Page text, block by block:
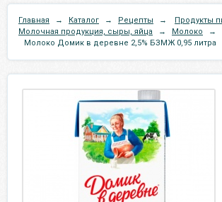
Главная → Каталог → Рецепты → Продукты
Молочная продукция, сыры, яйца
→ Молоко
→
Молоко Домик в деревне 2,5% БЗМЖ 0,95 литра